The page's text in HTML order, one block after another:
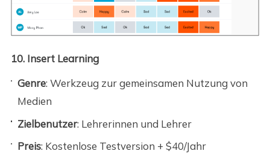
10. Insert Learning
Genre: Werkzeug zur gemeinsamen Nutzung von
Medien
Zielbenutzer: Lehrerinnen und Lehrer
Preis: Kostenlose Testversion + $40/Jahr